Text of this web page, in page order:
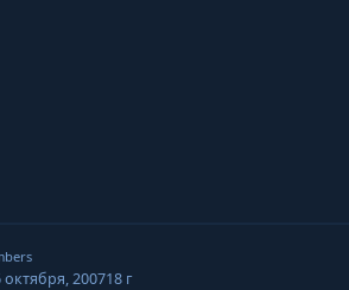
октября, 200718 г